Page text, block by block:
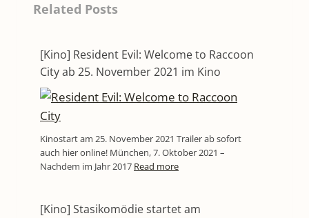
Related Posts
[Kino] Resident Evil: Welcome to Raccoon
City ab 25. November 2021 im Kino
Kinostart am 25. November 2021 Trailer ab sofort
auch hier online! München, 7. Oktober 2021 –
Nachdem im Jahr 2017 Read more
[Kino] Stasikomödie startet am